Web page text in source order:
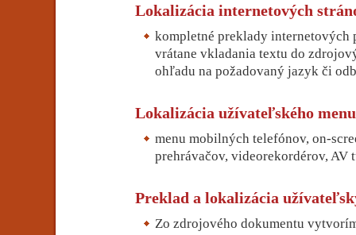
Lokalizácia internetových
kompletné preklady internetových
vrátane vkladania textu do
ohľadu na požadovaný jazyk či
Lokalizácia užívateľského
menu mobilných telefónov, on-
prehrávačov, videorekordérov, AV
Preklad a lokalizácia
Zo zdrojového dokumentu